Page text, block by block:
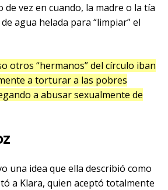
de vez en cuando, la madre o la tía
agua helada para “limpiar” el
otros “hermanos” del círculo iban
a torturar a las pobres
a abusar sexualmente de
una idea que ella describió como
a Klara, quien aceptó totalmente